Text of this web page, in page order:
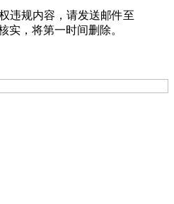
违规内容，请发送邮件至
实，将第一时间删除。